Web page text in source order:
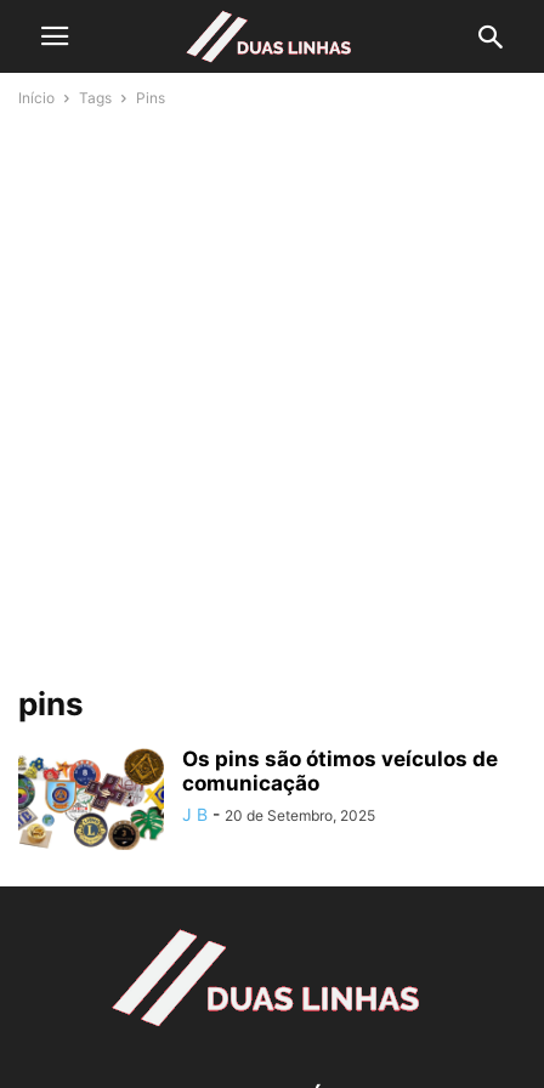
Início Tags Pins
pins
Os pins são ótimos veículos de
comunicação
J B - 20 de Setembro, 2025